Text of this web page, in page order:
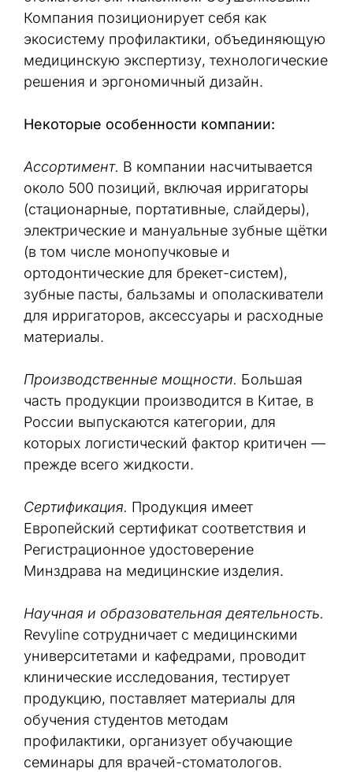
Компания позиционирует себя как
экосистему профилактики, объединяющую
медицинскую экспертизу, технологические
решения и эргономичный дизайн.
Некоторые особенности компании:
Ассортимент. В компании насчитывается
около 500 позиций, включая ирригаторы
(стационарные, портативные, слайдеры),
электрические и мануальные зубные щётки
(в том числе монопучковые и
ортодонтические для брекет-систем),
зубные пасты, бальзамы и ополаскиватели
для ирригаторов, аксессуары и расходные
материалы.
Производственные мощности. Большая
часть продукции производится в Китае, в
России выпускаются категории, для
которых логистический фактор критичен —
прежде всего жидкости.
Сертификация. Продукция имеет
Европейский сертификат соответствия и
Регистрационное удостоверение
Минздрава на медицинские изделия.
Научная и образовательная деятельность.
Revyline сотрудничает с медицинскими
университетами и кафедрами, проводит
клинические исследования, тестирует
продукцию, поставляет материалы для
обучения студентов методам
профилактики, организует обучающие
семинары для врачей-стоматологов.